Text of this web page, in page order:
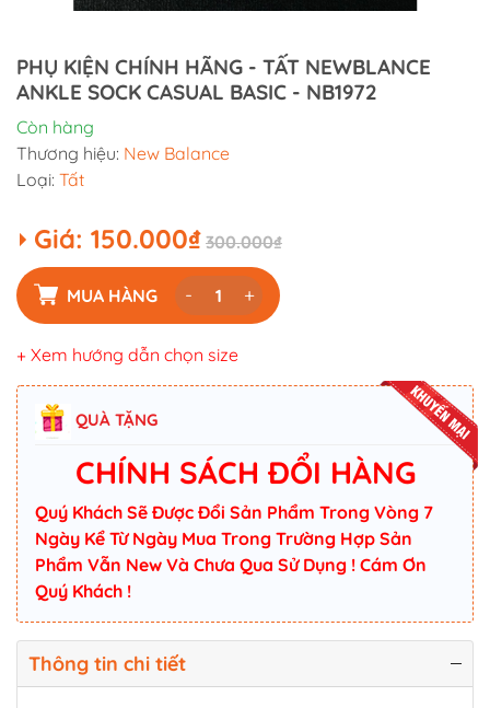
PHỤ KIỆN CHÍNH HÃNG - TẤT NEWBLANCE
ANKLE SOCK CASUAL BASIC - NB1972
Còn hàng
Thương hiệu: New Balance
Loại: Tất
Giá: 150.000₫ 300.000₫
MUA HÀNG - +
+ Xem hướng dẫn chọn size
QUÀ TẶNG
CHÍNH SÁCH ĐỔI HÀNG
Quý Khách Sẽ Được Đổi Sản Phẩm Trong Vòng 7
Ngày Kể Từ Ngày Mua Trong Trường Hợp Sản
Phẩm Vẫn New Và Chưa Qua Sử Dụng ! Cám Ơn
Quý Khách !
Thông tin chi tiết